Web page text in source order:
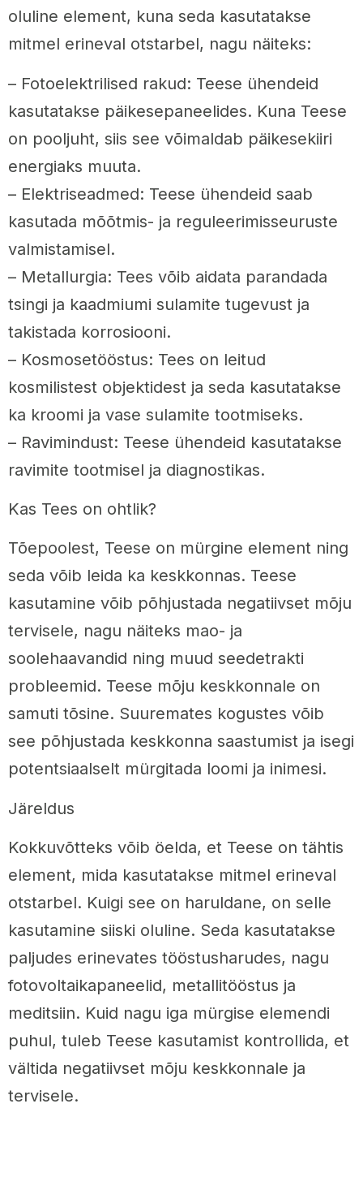
oluline element, kuna seda kasutatakse
mitmel erineval otstarbel, nagu näiteks:
– Fotoelektrilised rakud: Teese ühendeid
kasutatakse päikesepaneelides. Kuna Teese
on pooljuht, siis see võimaldab päikesekiiri
energiaks muuta.
– Elektriseadmed: Teese ühendeid saab
kasutada mõõtmis- ja reguleerimisseuruste
valmistamisel.
– Metallurgia: Tees võib aidata parandada
tsingi ja kaadmiumi sulamite tugevust ja
takistada korrosiooni.
– Kosmosetööstus: Tees on leitud
kosmilistest objektidest ja seda kasutatakse
ka kroomi ja vase sulamite tootmiseks.
– Ravimindust: Teese ühendeid kasutatakse
ravimite tootmisel ja diagnostikas.
Kas Tees on ohtlik?
Tõepoolest, Teese on mürgine element ning
seda võib leida ka keskkonnas. Teese
kasutamine võib põhjustada negatiivset mõju
tervisele, nagu näiteks mao- ja
soolehaavandid ning muud seedetrakti
probleemid. Teese mõju keskkonnale on
samuti tõsine. Suuremates kogustes võib
see põhjustada keskkonna saastumist ja isegi
potentsiaalselt mürgitada loomi ja inimesi.
Järeldus
Kokkuvõtteks võib öelda, et Teese on tähtis
element, mida kasutatakse mitmel erineval
otstarbel. Kuigi see on haruldane, on selle
kasutamine siiski oluline. Seda kasutatakse
paljudes erinevates tööstusharudes, nagu
fotovoltaikapaneelid, metallitööstus ja
meditsiin. Kuid nagu iga mürgise elemendi
puhul, tuleb Teese kasutamist kontrollida, et
vältida negatiivset mõju keskkonnale ja
tervisele.